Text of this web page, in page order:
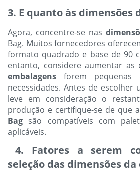
3. E quanto às dimensões
Agora, concentre-se nas
Bag. Muitos fornecedores
formato quadrado e base de 90
entanto, considere aumentar as
embalagens forem pequenas
necessidades. Antes de escolher
leve em consideração o
produção e certifique-se de que
Bag são compatíveis com
aplicáveis.
4. Fatores a serem
seleção das dimensões